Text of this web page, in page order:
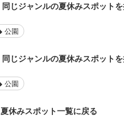
同じジャンルの夏休みスポットを
公園
同じジャンルの夏休みスポットを
公園
夏休みスポット一覧に戻る